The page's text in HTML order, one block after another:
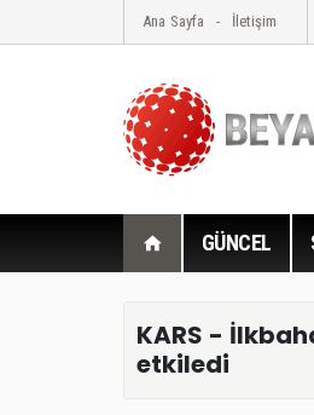
Ana Sayfa İletişim
GÜNCEL
KARS -
etkiledi